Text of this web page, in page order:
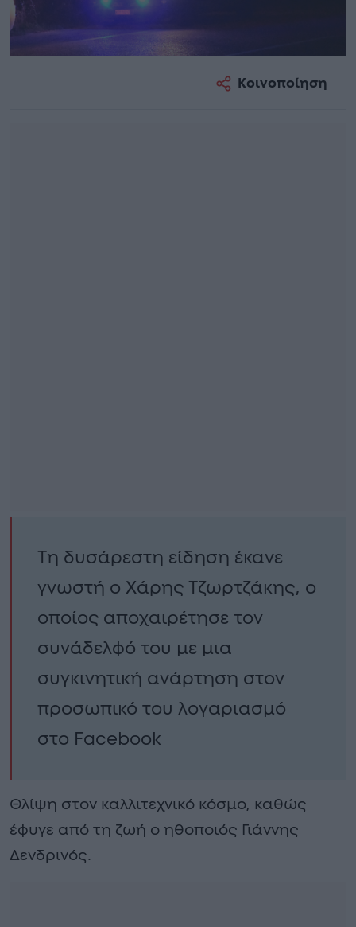
Κοινοποίηση
Τη δυσάρεστη είδηση έκανε
γνωστή ο Χάρης Τζωρτζάκης, ο
οποίος αποχαιρέτησε τον
συνάδελφό του με μια
συγκινητική ανάρτηση στον
προσωπικό του λογαριασμό
στο Facebook
Θλίψη στον καλλιτεχνικό κόσμο, καθώς
έφυγε από τη ζωή ο ηθοποιός Γιάννης
Δενδρινός.